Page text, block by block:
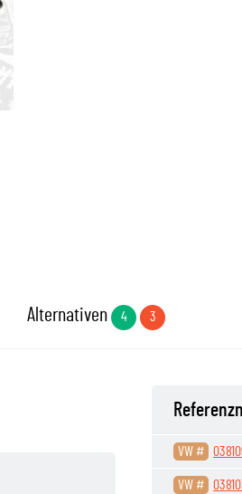
Alternativen 4 3
VW #
VW #